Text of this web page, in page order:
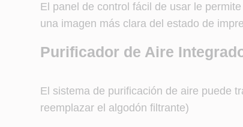
El panel de control fácil de usar le
una imagen más clara del estado de
Purificador de Aire
El sistema de purificación de aire puede
reemplazar el algodón filtrante)